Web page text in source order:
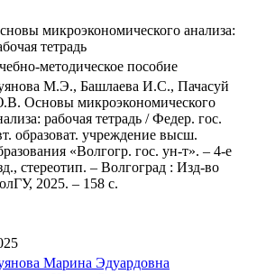
микроэкономического анализа:
тетрадь
методическое пособие
М.Э., Башлаева И.С., Пачасуй
Основы микроэкономического
рабочая тетрадь / Федер. гос.
образоват. учреждение высш.
«Волгогр. гос. ун-т». – 4-е
стереотип. – Волгоград : Изд-во
2025. – 158 с.
Марина Эдуардовна